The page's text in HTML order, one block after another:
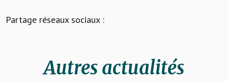
Partage réseaux sociaux :
Autres actualités